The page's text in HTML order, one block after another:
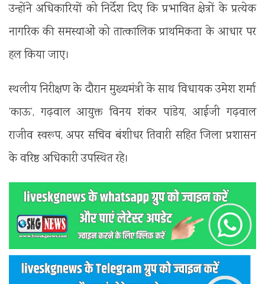
उन्होंने अधिकारियों को निर्देश दिए कि प्रभावित क्षेत्रों के प्रत्येक
नागरिक की समस्याओं को तात्कालिक प्राथमिकता के आधार पर
हल किया जाए।
स्थलीय निरीक्षण के दौरान मुख्यमंत्री के साथ विधायक उमेश शर्मा
‘काऊ’, गढ़वाल आयुक्त विनय शंकर पांडेय, आईजी गढ़वाल
राजीव स्वरूप, अपर सचिव बंशीधर तिवारी सहित जिला प्रशासन
के वरिष्ठ अधिकारी उपस्थित रहे।